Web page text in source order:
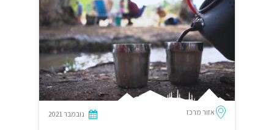
אזור מרכז נובמבר 2021